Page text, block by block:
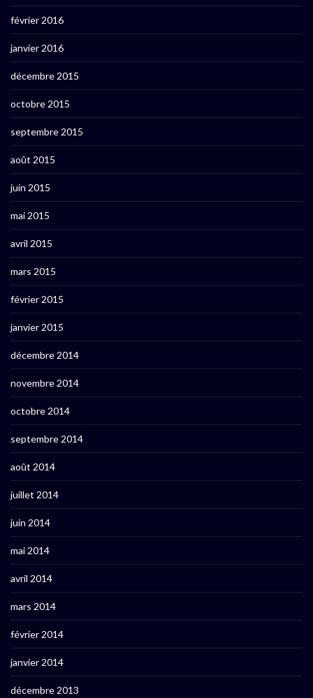
février 2016
janvier 2016
décembre 2015
octobre 2015
septembre 2015
août 2015
juin 2015
mai 2015
avril 2015
mars 2015
février 2015
janvier 2015
décembre 2014
novembre 2014
octobre 2014
septembre 2014
août 2014
juillet 2014
juin 2014
mai 2014
avril 2014
mars 2014
février 2014
janvier 2014
décembre 2013